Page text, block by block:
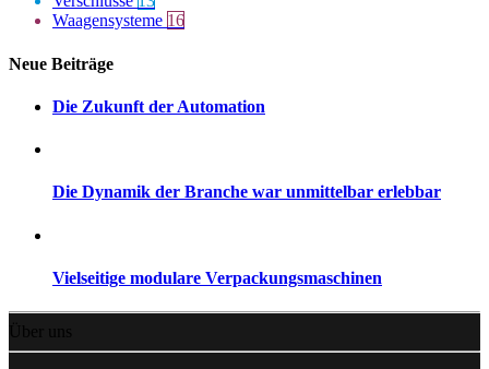
Waagensysteme 16
Neue Beiträge
Die Zukunft der Automation
Die Dynamik der Branche war unmittelbar erlebbar
Vielseitige modulare Verpackungsmaschinen
Über uns